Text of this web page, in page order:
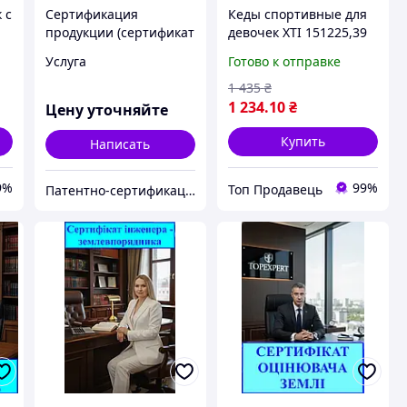
с
Сертификация
продукции (сертификат
УКРСЕПРО)
Услуга
Цену уточняйте
Написать
Патентно-сертификационное агентство "Бренд-ЮА" (Brand-ua)
Кеды спортивные для
девочек XTI 151225,39
Готово к отправке
1 234.10₴
1 435 ₴
Купить
Топ Продавець 99%